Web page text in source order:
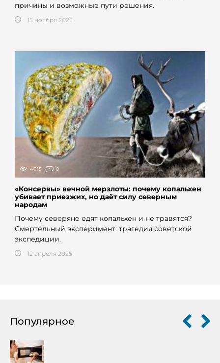
причины и возможные пути решения.
15 ноября 2025
4015 0
«Консервы» вечной мерзлоты: почему копальхен
убивает приезжих, но даёт силу северным
народам
Почему северяне едят копальхен и не травятся?
Смертельный эксперимент: трагедия советской
экспедиции.
12 апреля 2025
Популярное